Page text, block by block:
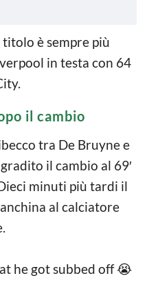
titolo è sempre più
in testa con 64
il cambio
tra De Bruyne e
il cambio al 69′
minuti più tardi il
al calciatore
he got subbed off 😭